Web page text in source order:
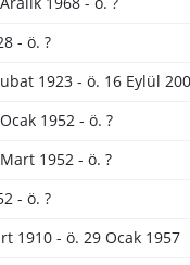
- ö. ?
1923 - ö. 16 Eylül
1952 - ö. ?
1952 - ö. ?
- ö. ?
1910 - ö. 29 Ocak 1957